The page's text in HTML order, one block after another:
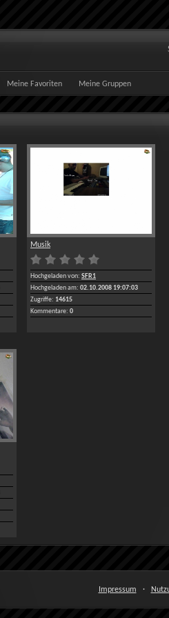
Meine Favoriten Meine Gruppen
Musik
Hochgeladen von: SFR1
Hochgeladen am: 02.10.2008 19:07:03
Zugriffe: 14615
Kommentare: 0
Impressum ·